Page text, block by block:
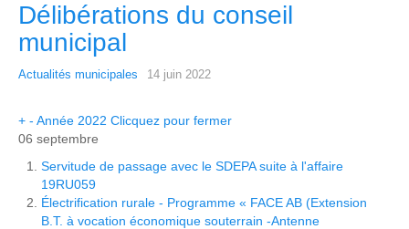
Délibérations du conseil
municipal
Actualités municipales 14 juin 2022
+ - Année 2022 Clicquez pour fermer
06 septembre
Servitude de passage avec le SDEPA suite à l'affaire
19RU059
Électrification rurale - Programme « FACE AB (Extension
B.T. à vocation économique souterrain -Antenne